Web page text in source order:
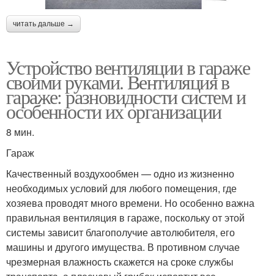
читать дальше →
Устройство вентиляции в гараже
своими руками. Вентиляция в
гараже: разновидности систем и
особенности их организации
8 мин.
Гараж
Качественный воздухообмен — одно из жизненно
необходимых условий для любого помещения, где
хозяева проводят много времени. Но особенно важна
правильная вентиляция в гараже, поскольку от этой
системы зависит благополучие автолюбителя, его
машины и другого имущества. В противном случае
чрезмерная влажность скажется на сроке службы